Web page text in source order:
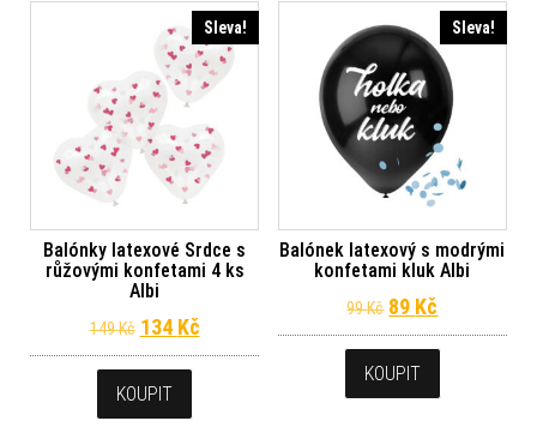
Sleva!
Balónky latexové Srdce s
růžovými konfetami 4 ks
Albi
149Kč Původní cena byla: 149 Kč.
134 KčAktuální cena je: 134 Kč.
KOUPIT
Sleva!
Balónek latexový s modrými
konfetami kluk Albi
99Kč Původní cena
89 Kč
KOUPIT